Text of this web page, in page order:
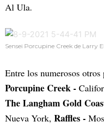
Al Ula.
Sensei Porcupine Creek de Larry
Entre los numerosos otros
Porcupine Creek -
The Langham Gold
Nueva York, Raffles -